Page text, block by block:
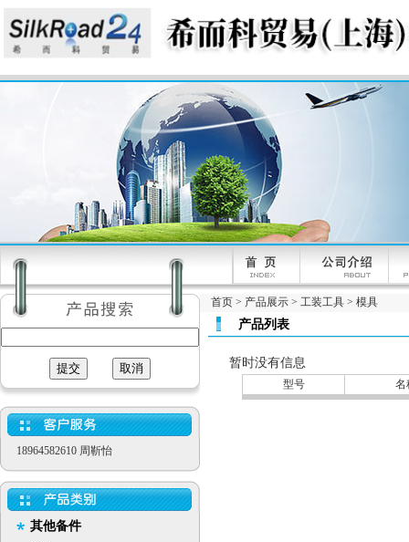
18964582610 周靳怡
其他备件
首页 > 产品展示 > 工装工具 > 模具
产品列表
暂时没有信息
型号 名